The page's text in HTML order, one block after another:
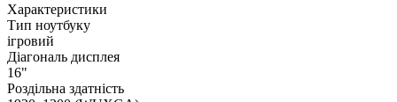
Характеристики
Тип ноутбуку
ігровий
Діагональ дисплея
16"
Роздільна здатність